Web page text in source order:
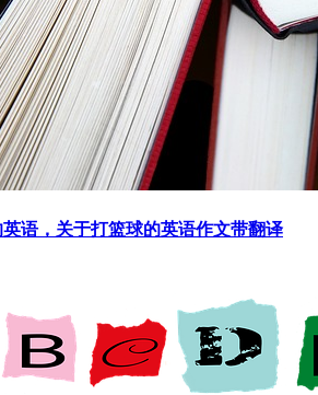
语，关于打篮球的英语作文带翻译